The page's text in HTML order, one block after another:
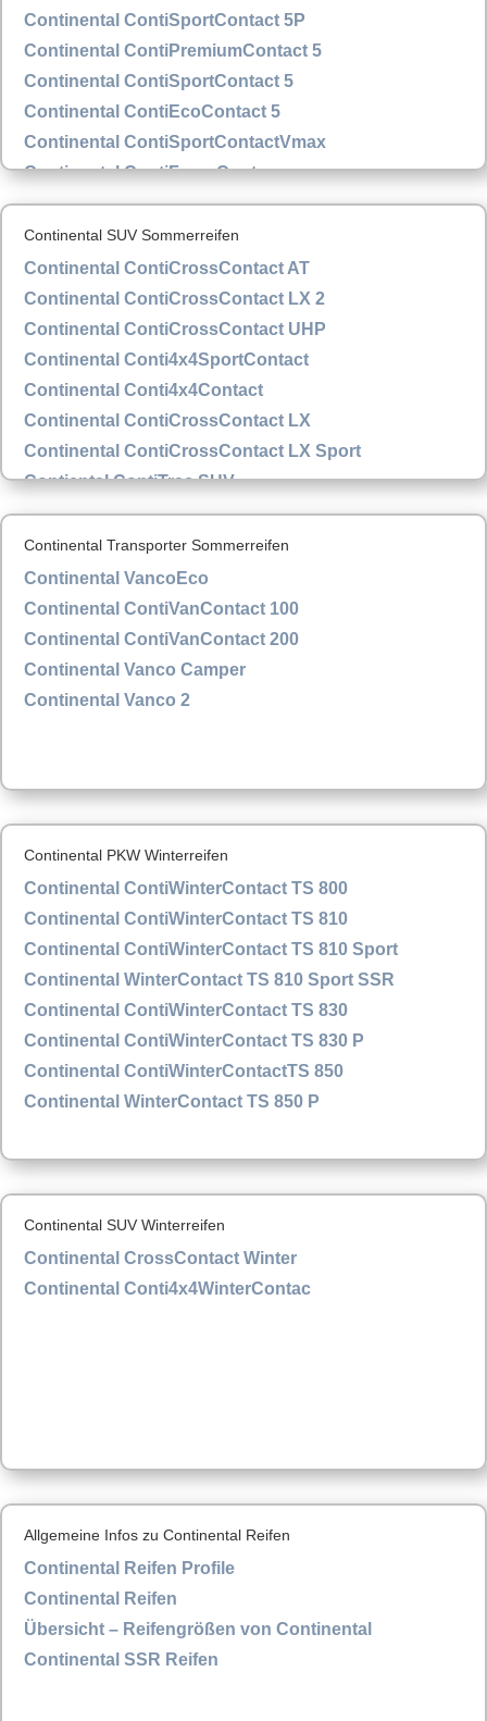
Continental ContiSportContact 5P
Continental ContiPremiumContact 5
Continental ContiSportContact 5
Continental ContiEcoContact 5
Continental ContiSportContactVmax
Continental ContiForceContac
Continental SUV Sommerreifen
Continental ContiCrossContact AT
Continental ContiCrossContact LX 2
Continental ContiCrossContact UHP
Continental Conti4x4SportContact
Continental Conti4x4Contact
Continental ContiCrossContact LX
Continental ContiCrossContact LX Sport
Contiental ContiTrac SUV
Continental Transporter Sommerreifen
Continental VancoEco
Continental ContiVanContact 100
Continental ContiVanContact 200
Continental Vanco Camper
Continental Vanco 2
Continental PKW Winterreifen
Continental ContiWinterContact TS 800
Continental ContiWinterContact TS 810
Continental ContiWinterContact TS 810 Sport
Continental WinterContact TS 810 Sport SSR
Continental ContiWinterContact TS 830
Continental ContiWinterContact TS 830 P
Continental ContiWinterContactTS 850
Continental WinterContact TS 850 P
Continental SUV Winterreifen
Continental CrossContact Winter
Continental Conti4x4WinterContac
Allgemeine Infos zu Continental Reifen
Continental Reifen Profile
Continental Reifen
Übersicht – Reifengrößen von Continental
Continental SSR Reifen